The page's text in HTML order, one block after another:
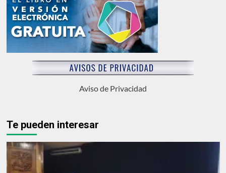
Aviso de Privacidad
Te pueden interesar